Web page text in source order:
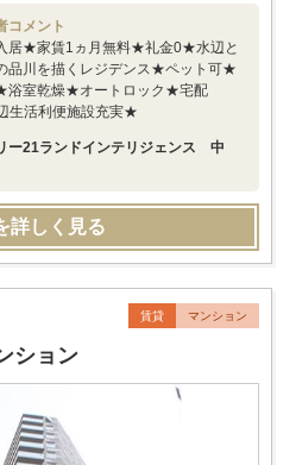
コメント
居★家賃1ヵ月無料★礼金0★水辺と
品川を描くレジデンス★ペット可★
浴室乾燥★オートロック★宅配
生活利便施設充実★
ー21ランドインテリジェンス 中
詳しく見る
賃貸 マンション
ション